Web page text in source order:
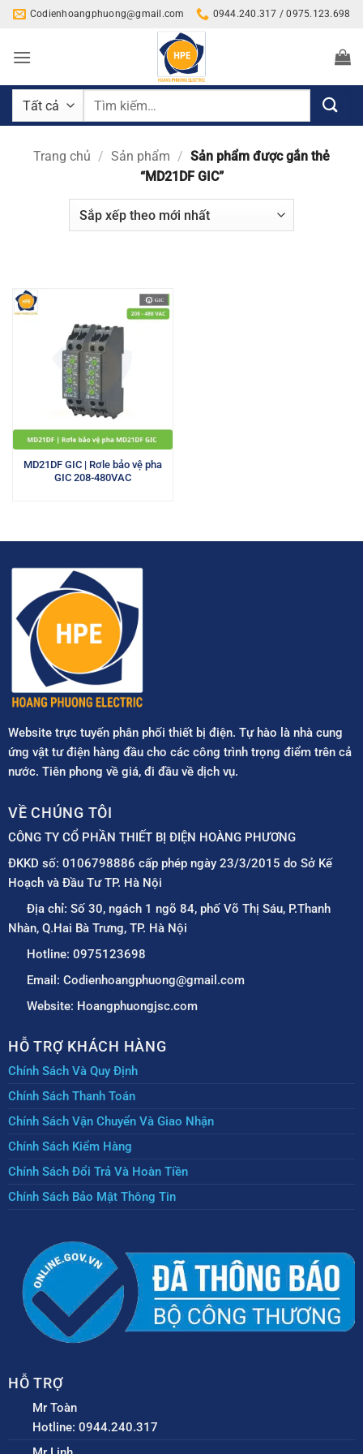
Bỏ
nội
Codienhoangphuong@gmail.com 0944.240.317 / 0975.123.698
Tìm
Trang chủ / Sản phẩm / Sản phẩm được gắn thẻ
“MD21DF GIC”
MD21DF GIC | Rơle bảo vệ pha
GIC 208-480VAC
Website trực tuyến phân phối thiết bị điện. Tự hào là nhà cung
ứng vật tư điện hàng đầu cho các công trình trọng điểm trên cả
nước. Tiên phong về giá, đi đầu về dịch vụ.
VỀ CHÚNG TÔI
CÔNG TY CỔ PHẦN THIẾT BỊ ĐIỆN HOÀNG PHƯƠNG
ĐKKD số: 0106798886 cấp phép ngày 23/3/2015 do Sở Kế
Hoạch và Đầu Tư TP. Hà Nội
Địa chỉ: Số 30, ngách 1 ngõ 84, phố Võ Thị Sáu, P.Thanh
Nhàn, Q.Hai Bà Trưng, TP. Hà Nội
Hotline: 0975123698
Email: Codienhoangphuong@gmail.com
Website: Hoangphuongjsc.com
HỖ TRỢ KHÁCH HÀNG
Chính Sách Và Quy Định
Chính Sách Thanh Toán
Chính Sách Vận Chuyển Và Giao Nhận
Chính Sách Kiểm Hàng
Chính Sách Đổi Trả Và Hoàn Tiền
Chính Sách Bảo Mật Thông Tin
HỖ TRỢ
Mr Toàn
Hotline: 0944.240.317